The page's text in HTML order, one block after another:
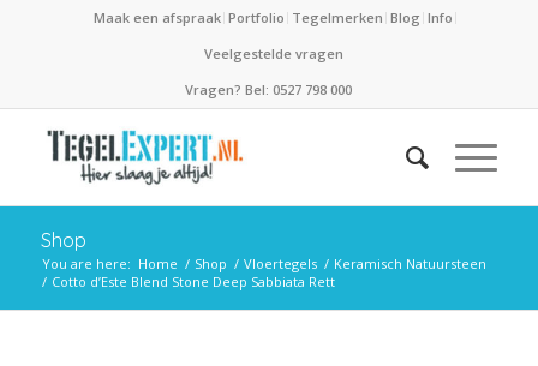
Maak een afspraak Portfolio Tegelmerken Blog Info
Veelgestelde vragen
Vragen? Bel: 0527 798 000
Shop
You are here: Home / Shop / Vloertegels / Keramisch Natuursteen
/ Cotto d’Este Blend Stone Deep Sabbiata Rett